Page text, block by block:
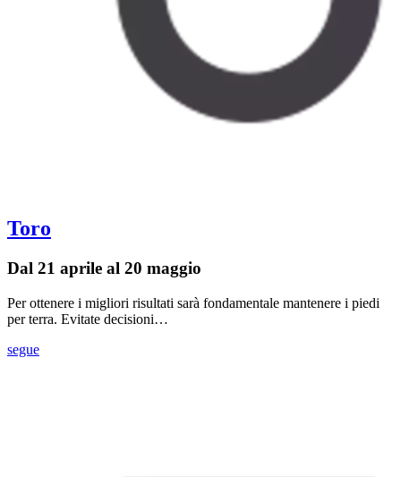
Toro
Dal 21 aprile al 20 maggio
Per ottenere i migliori risultati sarà fondamentale mantenere i piedi
per terra. Evitate decisioni…
segue